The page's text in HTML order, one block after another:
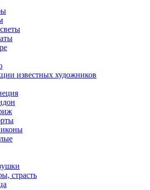
известных художников
иконы
страсть